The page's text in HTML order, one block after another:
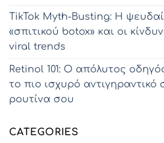
TikTok Myth-Busting: Η
«σπιτικού botox» και οι
viral trends
Retinol 101: Ο απόλυτος
το πιο ισχυρό αντιγηραντικό
ρουτίνα σου
CATEGORIES